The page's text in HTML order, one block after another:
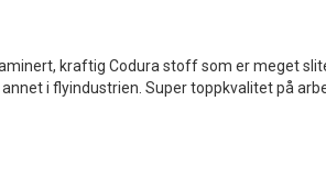
kraftig Codura stoff som er meget
i flyindustrien. Super toppkvalitet på